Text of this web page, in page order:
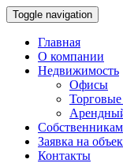
Toggle navigation
Главная
О компании
Недвижимость
Офисы
Собственникам
Заявка на
Контакты